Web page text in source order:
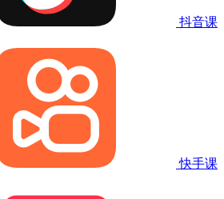
抖音课
快手课